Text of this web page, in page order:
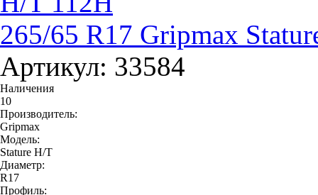
265/65 R17 Gripmax
Артикул: 33584
Наличения
10
Производитель:
Gripmax
Модель:
Stature H/T
Диаметр:
R17
Профиль: